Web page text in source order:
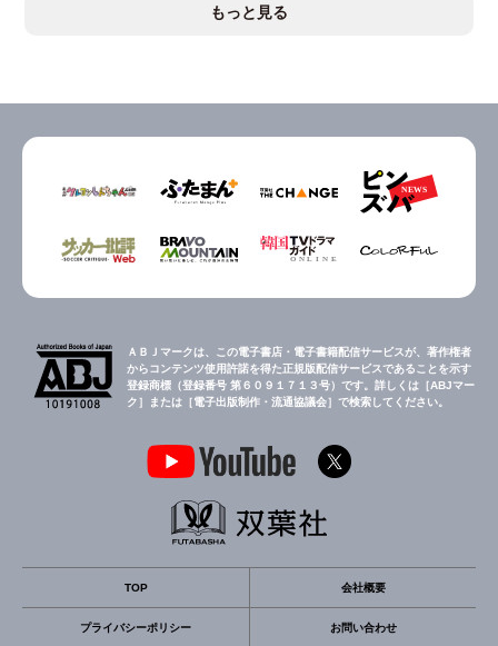
もっと見る
ＡＢＪマークは、この電子書店・電子書籍配信サービスが、著作権者
からコンテンツ使用許諾を得た正規版配信サービスであることを示す
登録商標（登録番号 第６０９１７１３号）です。詳しくは［ABJマー
ク］または［電子出版制作・流通協議会］で検索してください。
TOP 会社概要
プライバシーポリシー お問い合わせ